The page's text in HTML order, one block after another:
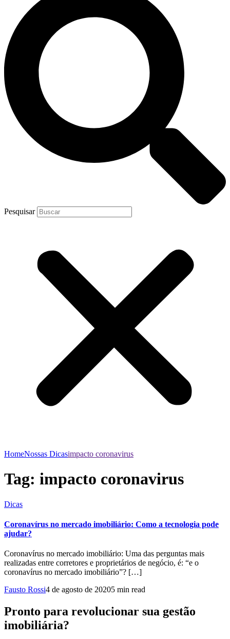
Pesquisar
HomeNossas Dicasimpacto coronavirus
Tag: impacto coronavirus
Dicas
Coronavírus no mercado imobiliário: Como a tecnologia pode
ajudar?
Coronavírus no mercado imobiliário: Uma das perguntas mais
realizadas entre corretores e proprietários de negócio, é: “e o
coronavírus no mercado imobiliário”? […]
Fausto Rossi4 de agosto de 20205 min read
Pronto para revolucionar sua gestão
imobiliária?